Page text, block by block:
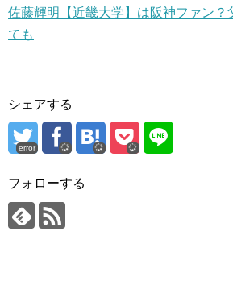
佐藤輝明【近畿大学】は阪神ファン？
ても
シェアする
error
フォローする